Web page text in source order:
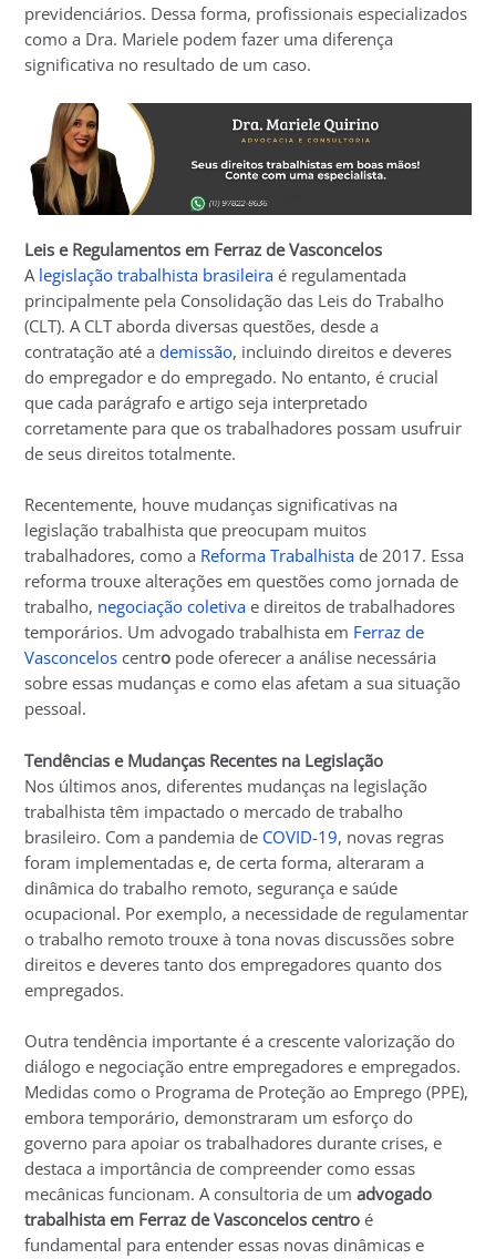
previdenciários. Dessa forma, profissionais especializados
como a Dra. Mariele podem fazer uma diferença
significativa no resultado de um caso.
Leis e Regulamentos em Ferraz de Vasconcelos
A legislação trabalhista brasileira é regulamentada
principalmente pela Consolidação das Leis do Trabalho
(CLT). A CLT aborda diversas questões, desde a
contratação até ademissão, incluindo direitos e deveres
do empregador e do empregado. No entanto, é crucial
que cada parágrafo e artigo seja interpretado
corretamente para que os trabalhadores possam usufruir
de seus direitos totalmente.
Recentemente, houve mudanças significativas na
legislação trabalhista que preocupam muitos
trabalhadores, como a Reforma Trabalhista de 2017. Essa
reforma trouxe alterações em questões como jornada de
trabalho, negociação coletiva e direitos de trabalhadores
temporários. Um advogado trabalhista em Ferraz de
Vasconcelos centro pode oferecer a análise necessária
sobre essas mudanças e como elas afetam a sua situação
pessoal.
Tendências e Mudanças Recentes na Legislação
Nos últimos anos, diferentes mudanças na legislação
trabalhista têm impactado o mercado de trabalho
brasileiro. Com a pandemia de COVID-19, novas regras
foram implementadas e, de certa forma, alteraram a
dinâmica do trabalho remoto, segurança e saúde
ocupacional. Por exemplo, a necessidade de regulamentar
o trabalho remoto trouxe à tona novas discussões sobre
direitos e deveres tanto dos empregadores quanto dos
empregados.
Outra tendência importante é a crescente valorização do
diálogo e negociação entre empregadores e empregados.
Medidas como o Programa de Proteção ao Emprego (PPE),
embora temporário, demonstraram um esforço do
governo para apoiar os trabalhadores durante crises, e
destaca a importância de compreender como essas
mecânicas funcionam. A consultoria de umadvogado
trabalhista em Ferraz de Vasconcelos centro é
fundamental para entender essas novas dinâmicas e